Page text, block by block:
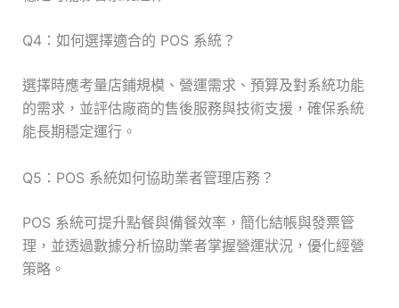
Q4：如何選擇適合的 POS 系統？
選擇時應考量店鋪規模、營運需求、預算及對系統功能
的需求，並評估廠商的售後服務與技術支援，確保系統
能長期穩定運行。
Q5：POS 系統如何協助業者管理店務？
POS 系統可提升點餐與備餐效率，簡化結帳與發票管
理，並透過數據分析協助業者掌握營運狀況，優化經營
策略。